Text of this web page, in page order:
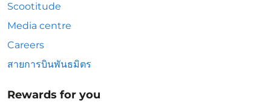
Scootitude
Media centre
Careers
สายการบินพันธมิตร
Rewards for you